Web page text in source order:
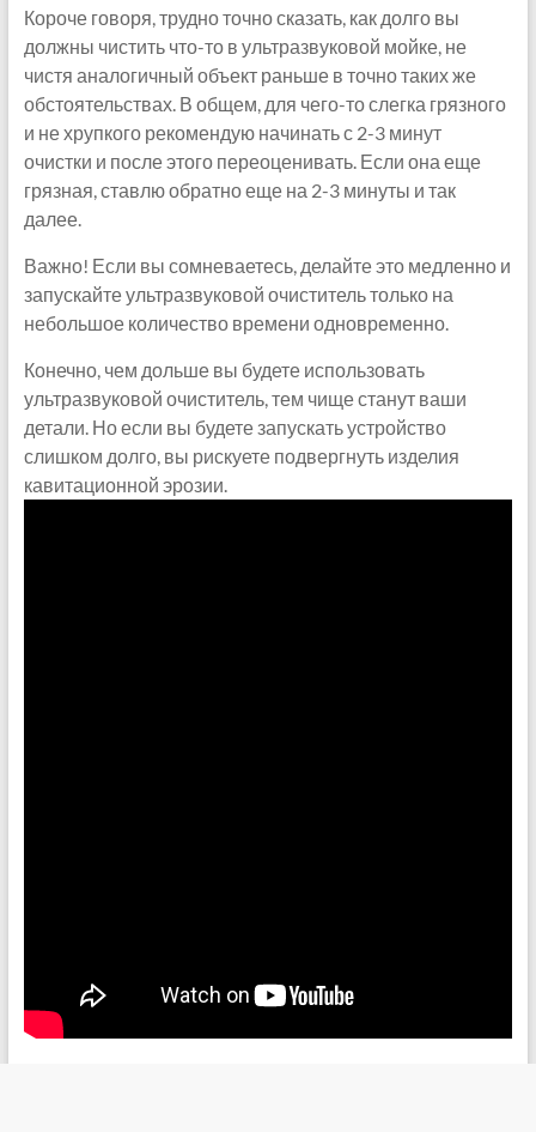
Короче говоря, трудно точно сказать, как долго вы
должны чистить что-то в ультразвуковой мойке, не
чистя аналогичный объект раньше в точно таких же
обстоятельствах. В общем, для чего-то слегка грязного
и не хрупкого рекомендую начинать с 2-3 минут
очистки и после этого переоценивать. Если она еще
грязная, ставлю обратно еще на 2-3 минуты и так
далее.
Важно! Если вы сомневаетесь, делайте это медленно и
запускайте ультразвуковой очиститель только на
небольшое количество времени одновременно.
Конечно, чем дольше вы будете использовать
ультразвуковой очиститель, тем чище станут ваши
детали. Но если вы будете запускать устройство
слишком долго, вы рискуете подвергнуть изделия
кавитационной эрозии.